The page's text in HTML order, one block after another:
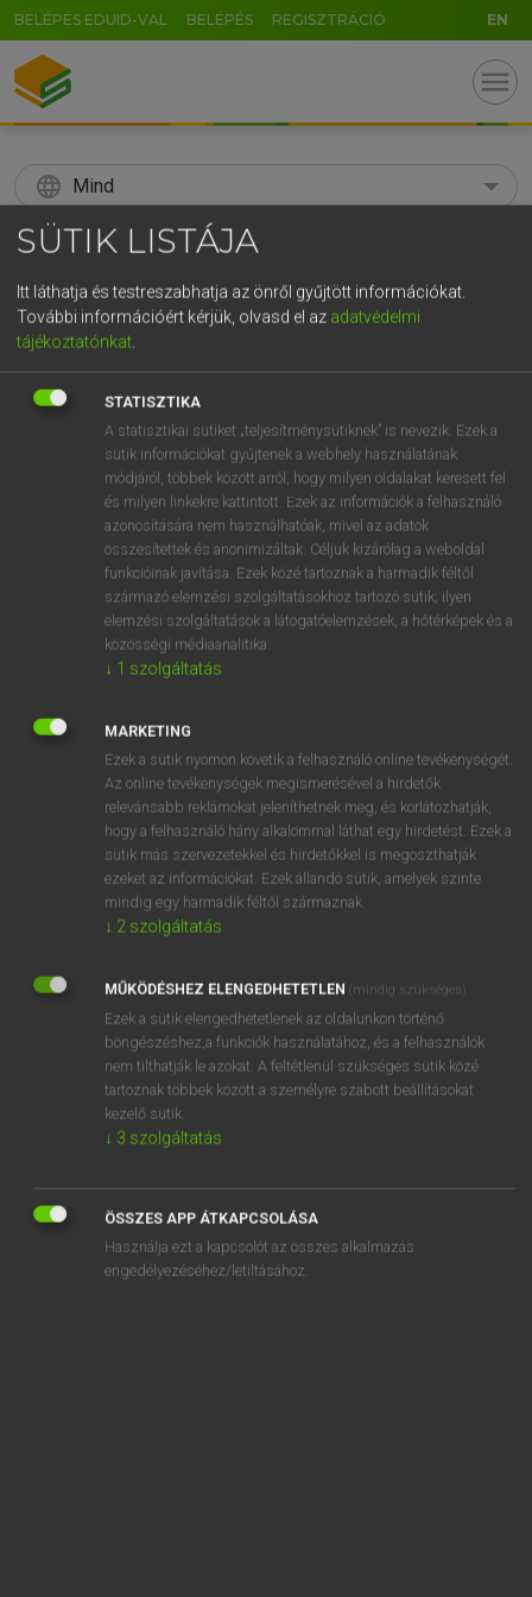
BELÉPÉS EDUID-VAL BELÉPÉS REGISZTRÁCIÓ EN
menu
language Mind
search
KERESÉS
Díjmentes angol szótár
tul Bernát
keresése szótárainkban
DÍJMENTES ANGOL SZÓTÁR
bérmunka
bérmunkás
Bernadette
bernáthegyi
SZOTAR.NET APPLIKÁCIÓ
ONLINE NYELVVIZSGA
SÜTIK LISTÁJA
Itt láthatja és testreszabhatja az önről gyűjtött információkat.
További információért kérjük, olvasd el az adatvédelmi
tájékoztatónkat
STATISZTIKA
A statisztikai sütiket „teljesítménysütiknek” is nevezik. Ezek a
sütik információkat gyűjtenek a webhely használatának
módjáról, többek között arról, hogy milyen oldalakat keresett fel
és milyen linkekre kattintott. Ezek az információk a felhasználó
azonosítására nem használhatóak, mivel az adatok
összesítettek és anonimizáltak. Céljuk kizárólag a weboldal
funkcióinak javítása. Ezek közé tartoznak a harmadik féltől
származó elemzési szolgáltatásokhoz tartozó sütik; ilyen
elemzési szolgáltatások a látogatóelemzések, a hőtérképek és a
közösségi médiaanalitika.
↓ 1 szolgáltatás
MARKETING
Ezek a sütik nyomon követik a felhasználó online tevékenységét.
Az online tevékenységek megismerésével a hirdetők
relevánsabb reklámokat jeleníthetnek meg, és korlátozhatják,
hogy a felhasználó hány alkalommal láthat egy hirdetést. Ezek a
sütik más szervezetekkel és hirdetőkkel is megoszthatják
ezeket az információkat. Ezek állandó sütik, amelyek szinte
mindig egy harmadik féltől származnak.
↓ 2 szolgáltatás
MŰKÖDÉSHEZ ELENGEDHETETLEN (mindig szükséges)
Ezek a sütik elengedhetetlenek az oldalunkon történő
böngészéshez,a funkciók használatához, és a felhasználók
nem tilthatják le azokat. A feltétlenül szükséges sütik közé
tartoznak többek között a személyre szabott beállításokat
kezelő sütik.
↓ 3 szolgáltatás
ÖSSZES APP ÁTKAPCSOLÁSA
Használja ezt a kapcsolót az összes alkalmazás
engedélyezéséhez/letiltásához.
GR
5 6 7 8 9 ö ü ó
r t z u i o p ő ú
k l ű
n m , . AltGr